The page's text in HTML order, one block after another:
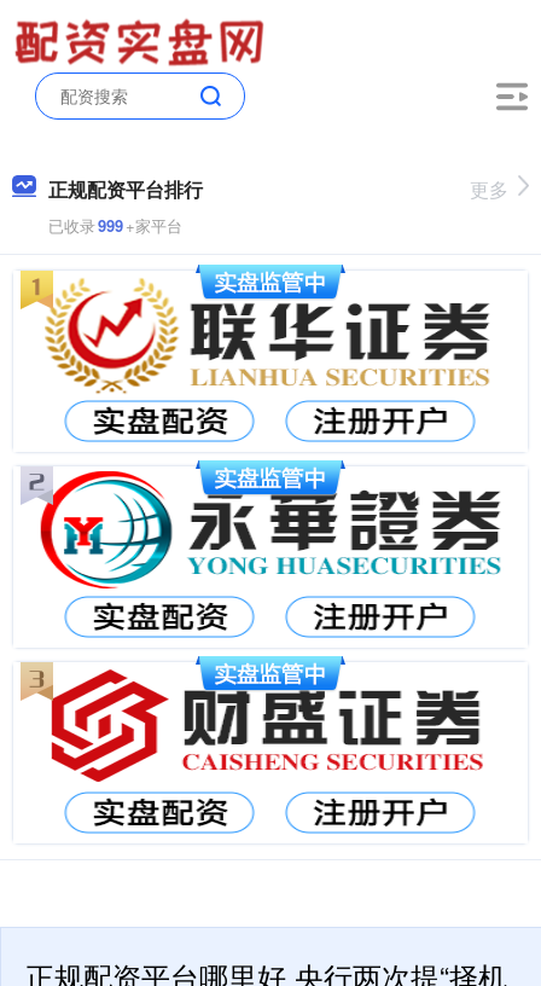
正规配资平台排行
已收录999+家平台
更多
正规配资平台哪里好 央行两次提“择机